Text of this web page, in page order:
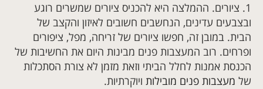
1. ציורים. ההמלצה היא להכניס ציורים שמשרים רוגע
ובצבעים עדינים, הנחשבים חשובים לאיזון והקצב של
הבית. במובן זה, חפשו ציורים של זריחה, מפל, ציפורים
ופרחים. רוב המעצבות פנים מבינות היום את החשיבות של
הכנסת אמנות לחלל הביתי וזאת מזמן לא צורת הסתכלות
של מעצבות פנים מובילות ויוקרתיות.